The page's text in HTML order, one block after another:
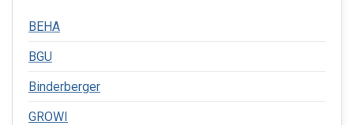
BEHA
BGU
Binderberger
GROWI